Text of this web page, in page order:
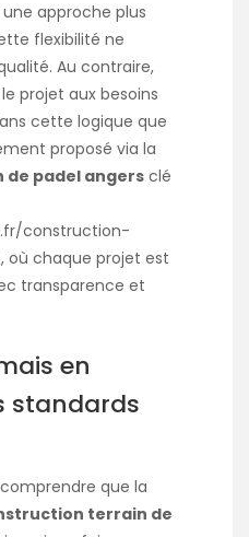
approche plus
flexibilité ne
Au contraire,
projet aux besoins
cette logique que
proposé via la
padel angers clé
construction-
, où chaque projet est
transparence et
en
standards
que la
terrain de